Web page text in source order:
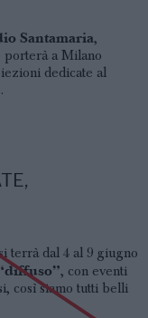
Santamaria,
porterà a Milano
dedicate al
terrà dal 4 al 9 giugno
, con eventi
così siamo tutti belli